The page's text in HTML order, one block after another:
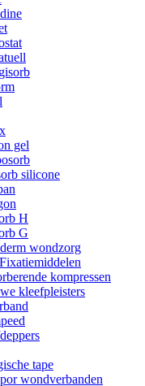
gel
silicone
H
G
wondzorg
kompressen
kleefpleisters
tape
wondverbanden